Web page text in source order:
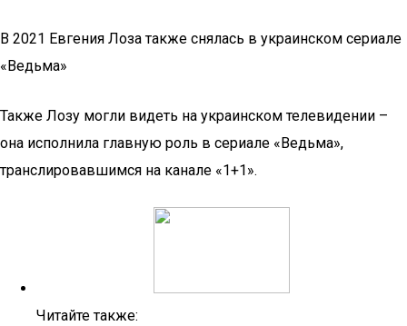
В 2021 Евгения Лоза также снялась в украинском сериале
«Ведьма»
Также Лозу могли видеть на украинском телевидении –
она исполнила главную роль в сериале «Ведьма»,
транслировавшимся на канале «1+1».
Читайте также: